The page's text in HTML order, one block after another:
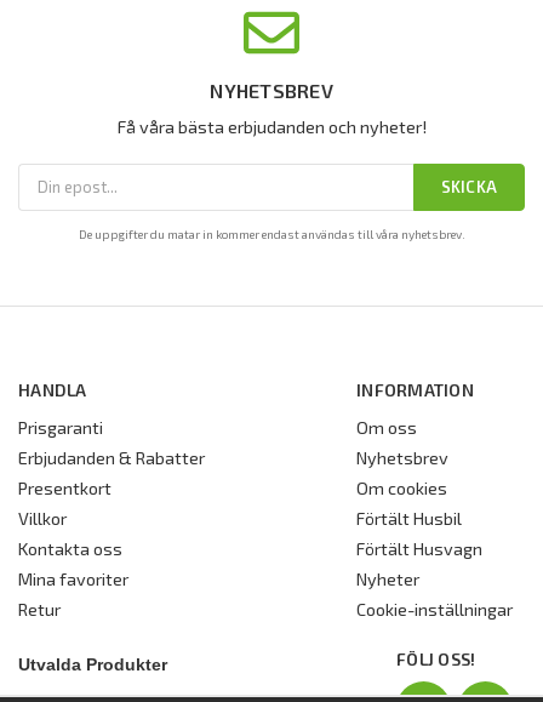
NYHETSBREV
Få våra bästa erbjudanden och nyheter!
SKICKA
De uppgifter du matar in kommer endast användas till våra nyhetsbrev.
HANDLA
Prisgaranti
Erbjudanden & Rabatter
Presentkort
Villkor
Kontakta oss
Mina favoriter
Retur
INFORMATION
Om oss
Nyhetsbrev
Om cookies
Förtält Husbil
Förtält Husvagn
Nyheter
Cookie-inställningar
Utvalda Produkter FÖLJ OSS!